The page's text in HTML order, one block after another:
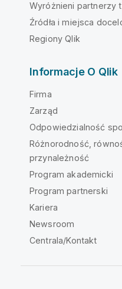
Wyróżnieni partnerzy
Źródła i miejsca
Regiony Qlik
Informacje O Qlik
Firma
Zarząd
Odpowiedzialność
Różnorodność,
przynależność
Program akademicki
Program partnerski
Kariera
Newsroom
Centrala/Kontakt